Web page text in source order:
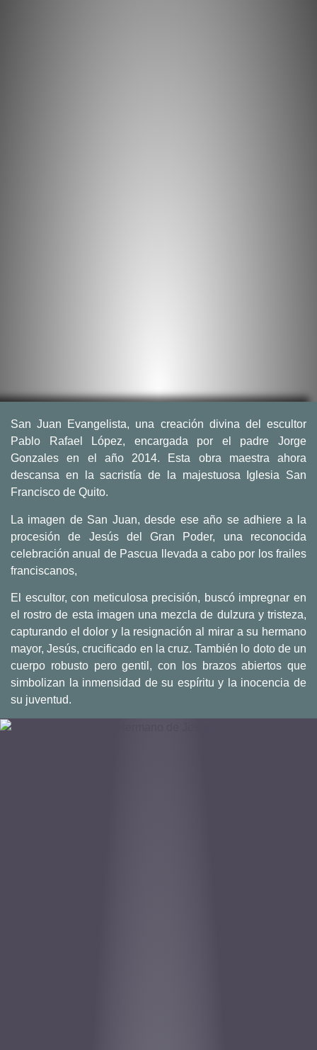
San Juan Evangelista, una creación divina del escultor
Pablo Rafael López, encargada por el padre Jorge
Gonzales en el año 2014. Esta obra maestra ahora
descansa en la sacristía de la majestuosa Iglesia San
Francisco de Quito.
La imagen de San Juan, desde ese año se adhiere a la
procesión de Jesús del Gran Poder, una reconocida
celebración anual de Pascua llevada a cabo por los frailes
franciscanos,
El escultor, con meticulosa precisión, buscó impregnar en
el rostro de esta imagen una mezcla de dulzura y tristeza,
capturando el dolor y la resignación al mirar a su hermano
mayor, Jesús, crucificado en la cruz. También lo doto de un
cuerpo robusto pero gentil, con los brazos abiertos que
simbolizan la inmensidad de su espíritu y la inocencia de
su juventud.